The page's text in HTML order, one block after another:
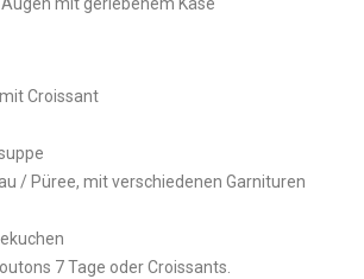
Croissant
/ Püree, mit verschiedenen Garnituren
7 Tage oder Croissants.